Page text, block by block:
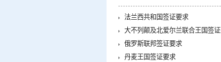
法兰西共和国签证要求
大不列颠及北爱尔兰联合王国签
俄罗斯联邦签证要求
丹麦王国签证要求